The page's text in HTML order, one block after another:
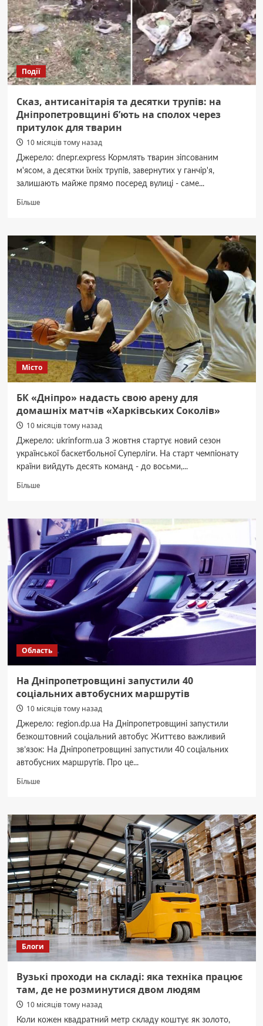
необхідність,
а
не
розкіш
Події
Сказ, антисанітарія та десятки трупів: на
Дніпропетровщині б’ють на сполох через
притулок для тварин
10 місяців тому назад
Джерело: dnepr.express Кормлять тварин зіпсованим
м'ясом, а десятки їхніх трупів, завернутих у ганчір'я,
залишають майже прямо посеред вулиці - саме...
БільшеДокладніше
антисанітарія
та
десятки
трупів:
на
Дніпропетровщині
б’ють
на
сполох
через
притулок
для
тварин
Місто
БК «Дніпро» надасть свою арену для
домашніх матчів «Харківських Соколів»
10 місяців тому назад
Джерело: ukrinform.ua 3 жовтня стартує новий сезон
української баскетбольної Суперліги. На старт чемпіонату
країни вийдуть десять команд - до восьми,...
БільшеДокладніше
«Дніпро»
надасть
свою
арену
для
домашніх
матчів
«Харківських
Соколів»
Область
На Дніпропетровщині запустили 40
соціальних автобусних маршрутів
10 місяців тому назад
Джерело: region.dp.ua На Дніпропетровщині запустили
безкоштовний соціальний автобус Життєво важливий
зв’язок: На Дніпропетровщині запустили 40 соціальних
автобусних маршрутів. Про це...
БільшеДокладніше
Дніпропетровщині
запустили
соціальних
автобусних
маршрутів
Блоги
Вузькі проходи на складі: яка техніка працює
там, де не розминутися двом людям
10 місяців тому назад
Коли кожен квадратний метр складу коштує як золото,